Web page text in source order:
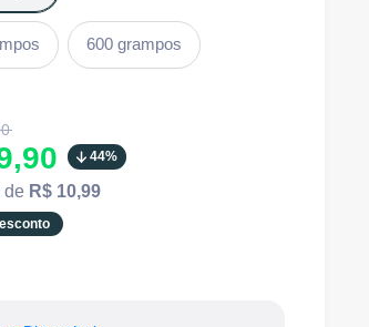
600 grampos
44%
de R$ 10,99